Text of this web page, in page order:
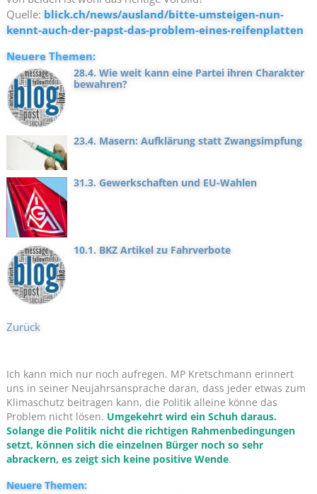
Quelle: blick.ch/news/ausland/bitte-umsteigen-nun-
kennt-auch-der-papst-das-problem-eines-reifenplatten
Neuere Themen:
28.4. Wie weit kann eine Partei ihren Charakter
bewahren?
23.4. Masern: Aufklärung statt Zwangsimpfung
31.3. Gewerkschaften und EU-Wahlen
10.1. BKZ Artikel zu Fahrverbote
Zurück
Ich kann mich nur noch aufregen. MP Kretschmann erinnert
uns in seiner Neujahrsansprache daran, dass jeder etwas zum
Klimaschutz beitragen kann, die Politik alleine könne das
Problem nicht lösen. Umgekehrt wird ein Schuh daraus.
Solange die Politik nicht die richtigen Rahmenbedingungen
setzt, können sich die einzelnen Bürger noch so sehr
abrackern, es zeigt sich keine positive Wende.
Neuere Themen: